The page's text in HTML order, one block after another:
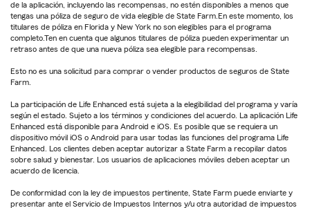
de la aplicación, incluyendo las recompensas, no estén disponibles a menos que
tengas una póliza de seguro de vida elegible de State Farm.En este momento, los
titulares de póliza en Florida y New York no son elegibles para el programa
completo.Ten en cuenta que algunos titulares de póliza pueden experimentar un
retraso antes de que una nueva póliza sea elegible para recompensas.
Esto no es una solicitud para comprar o vender productos de seguros de State
Farm.
La participación de Life Enhanced está sujeta a la elegibilidad del programa y varía
según el estado. Sujeto a los términos y condiciones del acuerdo. La aplicación Life
Enhanced está disponible para Android e iOS. Es posible que se requiera un
dispositivo móvil iOS o Android para usar todas las funciones del programa Life
Enhanced. Los clientes deben aceptar autorizar a State Farm a recopilar datos
sobre salud y bienestar. Los usuarios de aplicaciones móviles deben aceptar un
acuerdo de licencia.
De conformidad con la ley de impuestos pertinente, State Farm puede enviarte y
presentar ante el Servicio de Impuestos Internos y/u otra autoridad de impuestos